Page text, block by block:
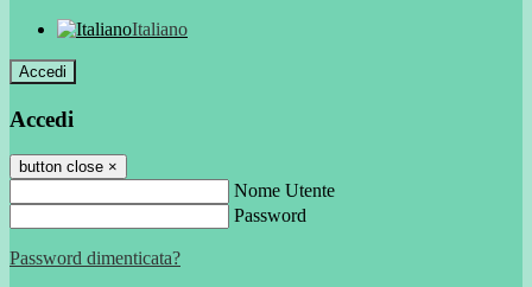
Italiano
Accedi
Accedi
button close ×
Nome Utente
Password
Password dimenticata?